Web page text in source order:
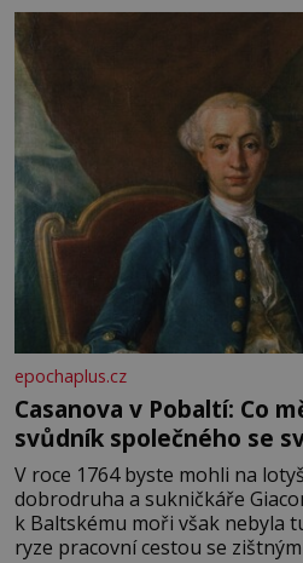
epochaplus.cz
Casanova v Pobaltí: Co
svůdník společného se
V roce 1764 byste mohli na
dobrodruha a sukničkáře
k Baltskému moři však nebyla
ryze pracovní cestou se